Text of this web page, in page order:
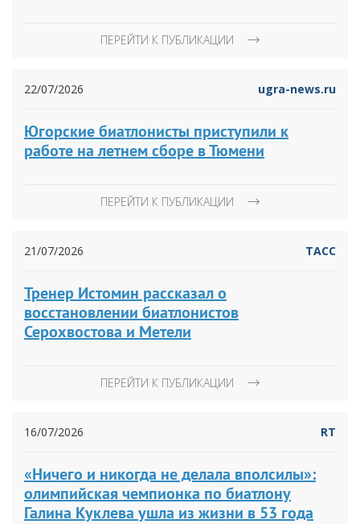
ПЕРЕЙТИ К ПУБЛИКАЦИИ
22/07/2026 ugra-news.ru
Югорские биатлонисты приступили к
работе на летнем сборе в Тюмени
ПЕРЕЙТИ К ПУБЛИКАЦИИ
21/07/2026 ТАСС
Тренер Истомин рассказал о
восстановлении биатлонистов
Серохвостова и Метели
ПЕРЕЙТИ К ПУБЛИКАЦИИ
16/07/2026 RT
«Ничего и никогда не делала вполсилы»:
олимпийская чемпионка по биатлону
Галина Куклева ушла из жизни в 53 года